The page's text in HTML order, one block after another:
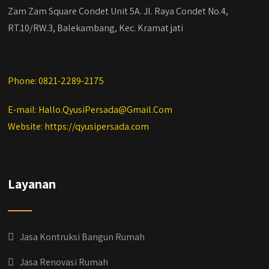
Zam Zam Square Condet Unit 5A. Jl. Raya Condet No.4,
RT.10/RW.3, Balekambang, Kec. Kramat jati
Phone: 0821-2289-2175
E-mail: Hallo.QyusiPersada@Gmail.Com
Website: https://qyusipersada.com
Layanan
Jasa Kontruksi Bangun Rumah
Jasa Renovasi Rumah